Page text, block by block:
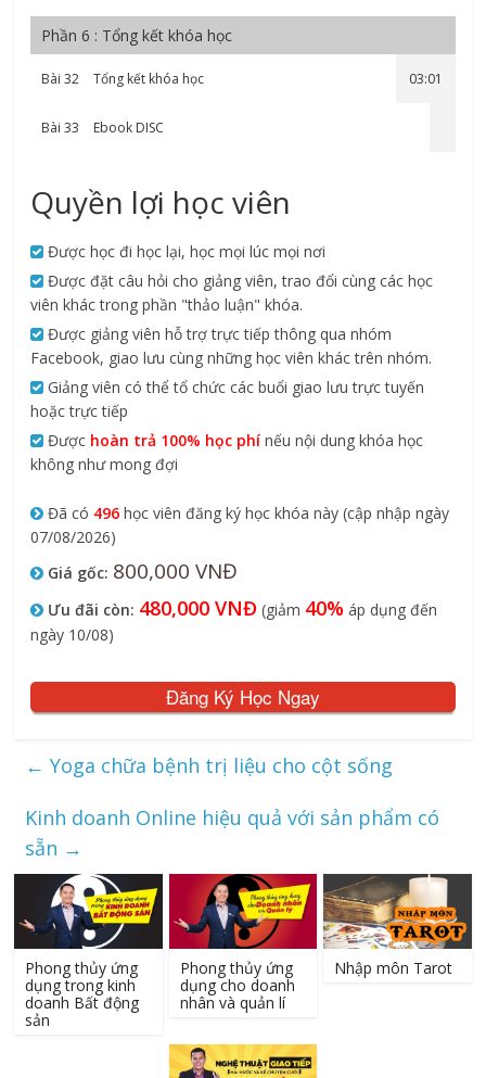
Phần 6 : Tổng kết khóa học
Bài 32 Tổng kết khóa học 03:01
Bài 33 Ebook DISC
Quyền lợi học viên
Được học đi học lại, học mọi lúc mọi nơi
Được đặt câu hỏi cho giảng viên, trao đổi cùng các học
viên khác trong phần "thảo luận" khóa.
Được giảng viên hỗ trợ trực tiếp thông qua nhóm
Facebook, giao lưu cùng những học viên khác trên nhóm.
Giảng viên có thể tổ chức các buổi giao lưu trực tuyến
hoặc trực tiếp
Được hoàn trả 100% học phí nếu nội dung khóa học
không như mong đợi
Đã có 496 học viên đăng ký học khóa này (cập nhập ngày
07/08/2026)
Giá gốc: 800,000 VNĐ
Ưu đãi còn: 480,000 VNĐ (giảm 40% áp dụng đến
ngày 10/08)
Đăng Ký Học Ngay
← Yoga chữa bệnh trị liệu cho cột sống
Kinh doanh Online hiệu quả với sản phẩm có
sẵn →
Phong thủy ứng
dụng trong kinh
doanh Bất động
sản
Phong thủy ứng
dụng cho doanh
nhân và quản lí
Nhập môn Tarot